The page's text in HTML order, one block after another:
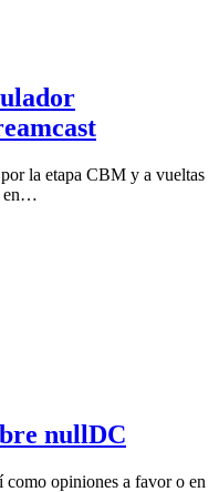
la etapa CBM y a vueltas
en…
nullDC
como opiniones a favor o en